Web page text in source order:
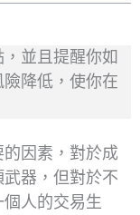
並且提醒你如
降低，使你在
因素，對於成
器，但對於不
人的交易生